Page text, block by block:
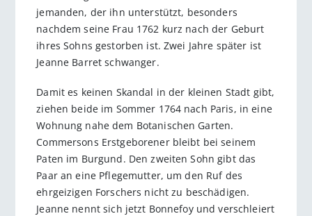
jemanden, der ihn unterstützt, besonders
nachdem seine Frau 1762 kurz nach der Geburt
ihres Sohns gestorben ist. Zwei Jahre später ist
Jeanne Barret schwanger.
Damit es keinen Skandal in der kleinen Stadt gibt,
ziehen beide im Sommer 1764 nach Paris, in eine
Wohnung nahe dem Botanischen Garten.
Commersons Erstgeborener bleibt bei seinem
Paten im Burgund. Den zweiten Sohn gibt das
Paar an eine Pflegemutter, um den Ruf des
ehrgeizigen Forschers nicht zu beschädigen.
Jeanne nennt sich jetzt Bonnefoy und verschleiert